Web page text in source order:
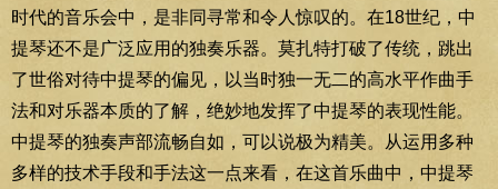
时代的音乐会中，是非同寻常和令人惊叹的。在18世纪，中
提琴还不是广泛应用的独奏乐器。莫扎特打破了传统，跳出
了世俗对待中提琴的偏见，以当时独一无二的高水平作曲手
法和对乐器本质的了解，绝妙地发挥了中提琴的表现性能。
中提琴的独奏声部流畅自如，可以说极为精美。从运用多种
多样的技术手段和手法这一点来看，在这首乐曲中，中提琴